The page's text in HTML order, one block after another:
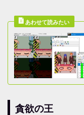
貪欲の王